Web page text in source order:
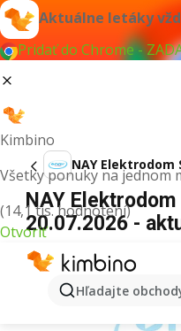
Aktuálne letáky
Pridať do Chrome -
Kimbino
Všetky ponuky na jednom
(14,1 tis. hodnotení)
Otvoriť
Hľadajte
NAY Elektrodom
NAY Elektrodom
20.07.2026 -